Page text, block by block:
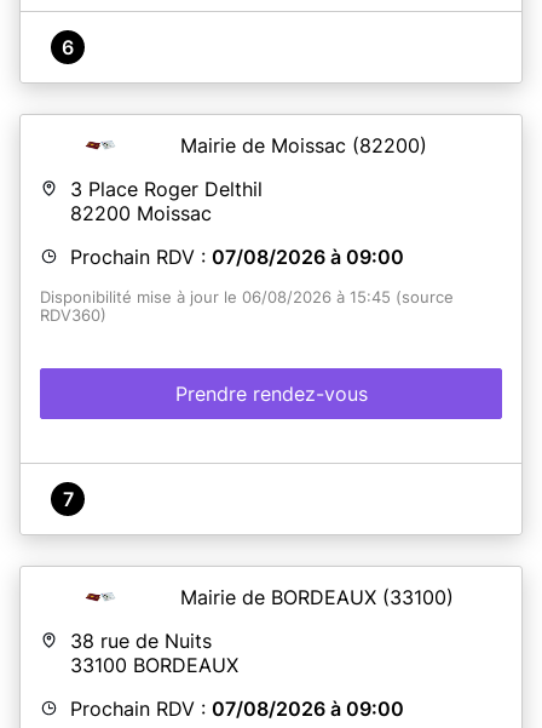
6
Mairie de Moissac (82200)
3 Place Roger Delthil
82200 Moissac
Prochain RDV : 07/08/2026 à 09:00
Disponibilité mise à jour le 06/08/2026 à 15:45 (source
RDV360)
Prendre rendez-vous
7
Mairie de BORDEAUX (33100)
38 rue de Nuits
33100 BORDEAUX
Prochain RDV : 07/08/2026 à 09:00